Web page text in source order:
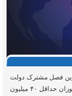
فصل مشترک دولت
و ملت است و با احتساب فرهنگیان و اولیای دانش آموزان حداقل ۴۰ میلیون